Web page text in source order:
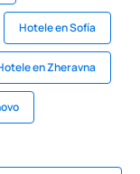
Hotele en Sofía
en Zheravna